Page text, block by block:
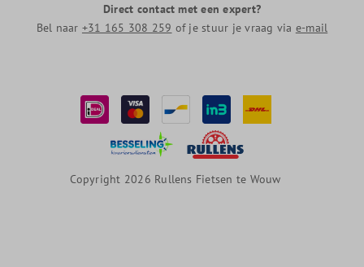
Direct contact met een expert?
Bel naar +31 165 308 259 of je stuur je vraag via e-mail
Copyright 2026 Rullens Fietsen te Wouw